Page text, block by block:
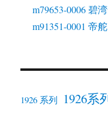
m79653-0006 碧
m91351-0001 帝
1926 系列 1926系